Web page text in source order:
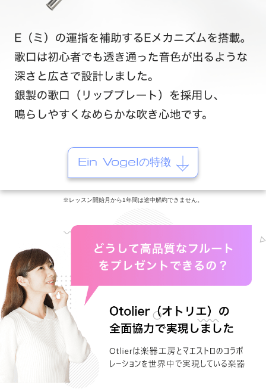
Ein Vogelの特徴
※レッスン開始月から1年間は途中解約できません。